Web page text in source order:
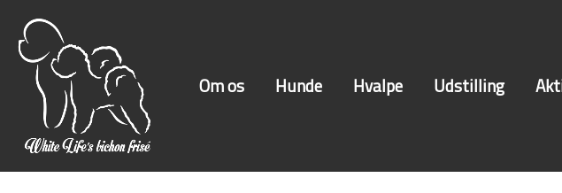
Om os Hunde Hvalpe Udstilling